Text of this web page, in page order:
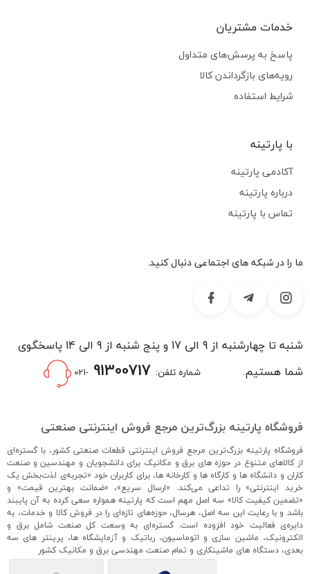
خدمات مشتریان
پاسخ به پرسش‌های متداول
رویه‌های بازگرداندن کالا
شرایط استفاده
با پارتینه
آکادمی پارتینه
درباره پارتینه
تماس با پارتینه
ما را در شبکه های اجتماعی دنبال کنید.
شنبه تا چهارشنبه از 9 الی 17 و پنج شنبه از 9 الی 14 پاسخگوی
شما هستیم.
شماره تلفن: -021
فروشگاه پارتینه بزرگ‌ترین مرجع فروش اینترنتی صنعتی
فروشگاه پارتینه بزرگ‌ترین مرجع فروش اینترنتی قطعات صنعتی کشور، با گستره‌ای
از کالاهای متنوع در حوزه های برق و مکانیک برای دانشجویان و مهندسین و صنعت
کاران و دانشگاه ها و کارگاه ها و کارخانه ها، برای کاربران خود «تجربه‌ی لذت‌بخش یک
خرید اینترنتی» را تداعی می‌کند. «ارسال سریع»، «ضمانت بهترین قیمت» و
«تضمین کیفیت کالا» سه اصل مهم است که پارتینه همواره سعی کرده به آن پایبند
باشد و با رعایت این سه اصل، هرسال، حوزه‌های تازه‌ای را در فروش کالا و خدمات، به
دایره‌ی فعالیت خود افزوده است. گستره‌ای به وسعت کل صنعت شامل برق و
الکترونیک، ماشین سازی و اتوماسیون، رباتیک و آزمایشگاه ها، پرینتر های سه
بعدی، دستگاه های ماشینکاری و تمام صنعت مهندسی برق و مکانیک کشور